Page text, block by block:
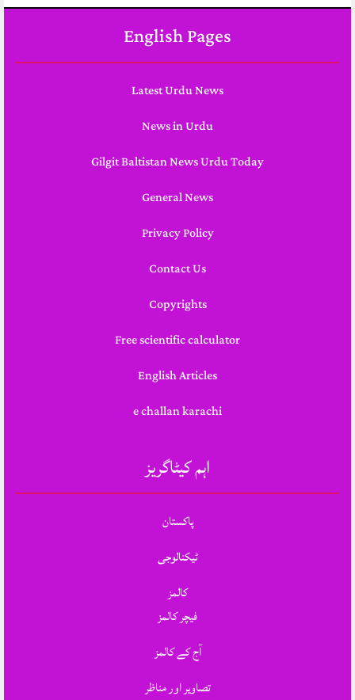
English Pages
Latest Urdu News
News in Urdu
Gilgit Baltistan News Urdu Today
General News
Privacy Policy
Contact Us
Copyrights
Free scientific calculator
English Articles
e challan karachi
اہم کیٹاگریز
پاکستان
ٹیکنالوجی
کالمز
فیچر کالمز
آج کے کالمز
تصاویر اور مناظر